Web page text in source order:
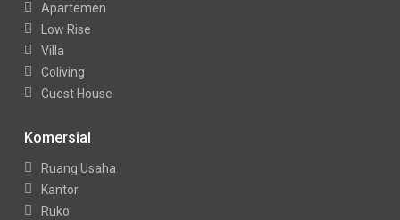
Apartemen
Low Rise
Villa
Coliving
Guest House
Komersial
Ruang Usaha
Kantor
Ruko